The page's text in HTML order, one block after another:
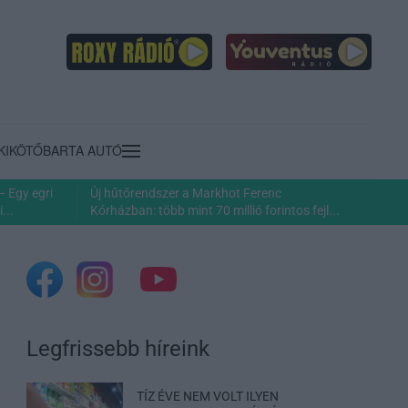
BARTA AUTÓ
Egy egri
Új hűtőrendszer a Markhot Ferenc
Kórházban: több mint 70 millió forintos fejl...
Legfrissebb híreink
TÍZ ÉVE NEM VOLT ILYEN